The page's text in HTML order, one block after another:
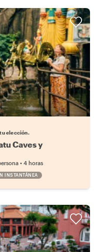
elección.
Caves y
• 4 horas
INSTANTÁNEA